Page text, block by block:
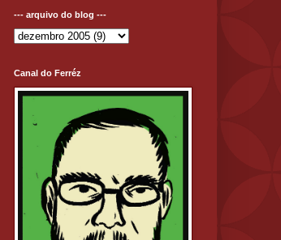
--- arquivo do blog ---
Canal do Ferréz